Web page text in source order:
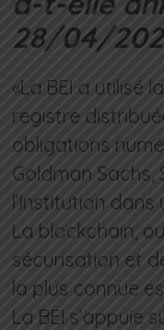
28/04/
«La BEI a utilisé
registre
obligations
Goldman Sachs,
l’Institution dans
La blockchain,
sécurisation et
la plus connue
La BEI s’appuie